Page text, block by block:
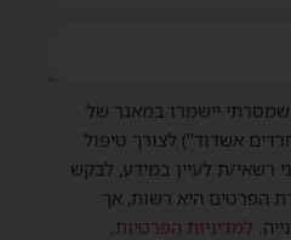
יישמרו במאגר של
אשדוד") לצורך טיפול
רשאי/ת לעיין במידע, לבקש
הפרטים היא רשות, אך
למדיניות הפרטיות